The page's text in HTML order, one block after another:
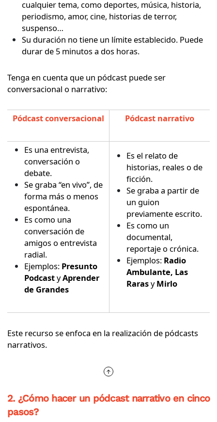
cualquier tema, como deportes, música, historia,
periodismo, amor, cine, historias de terror,
suspenso…
Su duración no tiene un límite establecido. Puede
durar de 5 minutos a dos horas.
Tenga en cuenta que un pódcast puede ser
conversacional o narrativo:
Pódcast conversacional Pódcast narrativo
Es una entrevista,
conversación o
debate.
Se graba “en vivo”, de
forma más o menos
espontánea.
Es como una
conversación de
amigos o entrevista
radial.
Ejemplos: Presunto
PodcastyAprender
de Grandes
Es el relato de
historias, reales o de
ficción.
Se graba a partir de
un guion
previamente escrito.
Es como un
documental,
reportaje o crónica.
Ejemplos: Radio
Ambulante, Las
RarasyMirlo
Este recurso se enfoca en la realización de pódcasts
narrativos.
2. ¿Cómo hacer un pódcast narrativo en cinco
pasos?